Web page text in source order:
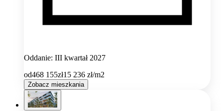
Oddanie: III kwartał 2027
od468 155zł15 236 zł/m2
Zobacz mieszkania